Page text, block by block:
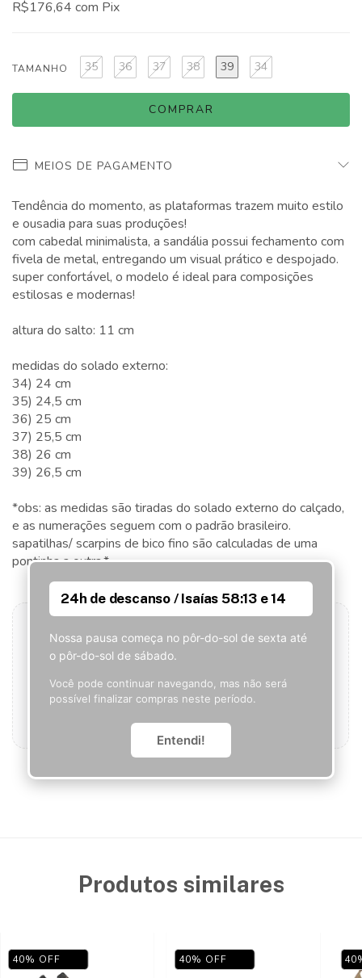
R$176,64 com Pix
TAMANHO 35 36 37 38 39 34
MEIOS DE PAGAMENTO
Tendência do momento, as plataformas trazem muito estilo
e ousadia para suas produções!
com cabedal minimalista, a sandália possui fechamento com
fivela de metal, entregando um visual prático e despojado.
super confortável, o modelo é ideal para composições
estilosas e modernas!
altura do salto: 11 cm
medidas do solado externo:
34) 24 cm
35) 24,5 cm
36) 25 cm
37) 25,5 cm
38) 26 cm
39) 26,5 cm
*obs: as medidas são tiradas do solado externo do calçado,
e as numerações seguem com o padrão brasileiro.
sapatilhas/ scarpins de bico fino são calculadas de uma
pontinha a outra.*
Que tal ser o primeiro a contar o que achou? Sua
opinião pode ajudar outros clientes.
Adicionar avaliação
Produtos similares
40% OFF 40% OFF 40
24h de descanso / Isaías 58:13 e 14
Nossa pausa começa no pôr-do-sol de sexta até
o pôr-do-sol de sábado.
Você pode continuar navegando, mas não será
possível finalizar compras neste período.
Entendi!